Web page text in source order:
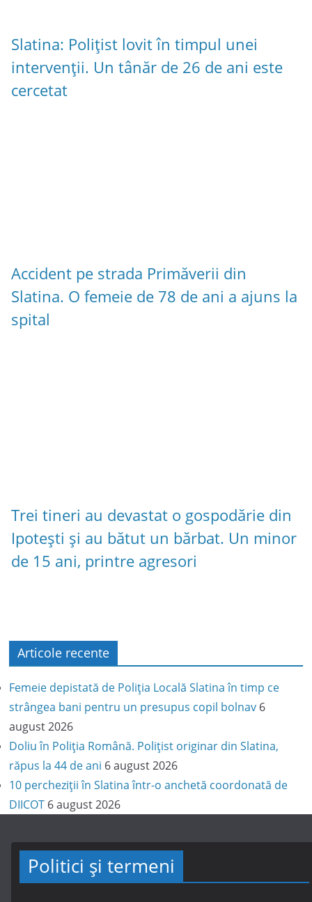
Slatina: Polițist lovit în timpul unei
intervenții. Un tânăr de 26 de ani este
cercetat
Accident pe strada Primăverii din
Slatina. O femeie de 78 de ani a ajuns la
spital
Trei tineri au devastat o gospodărie din
Ipotești și au bătut un bărbat. Un minor
de 15 ani, printre agresori
Articole recente
Femeie depistată de Poliția Locală Slatina în timp ce
strângea bani pentru un presupus copil bolnav 6
august 2026
Doliu în Poliția Română. Polițist originar din Slatina,
răpus la 44 de ani 6 august 2026
10 percheziții în Slatina într-o anchetă coordonată de
DIICOT 6 august 2026
Politici și termeni